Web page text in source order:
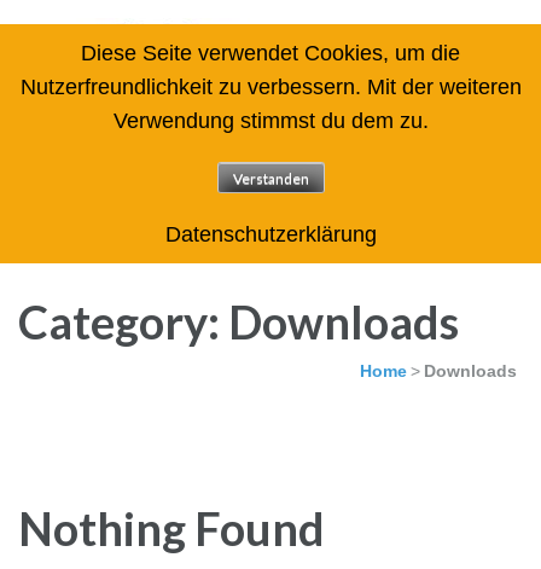
Arbeitskreis des Zentrums für
angewandte Lernforschung
Category: Downloads
Home> Downloads
Nothing Found
Diese Seite verwendet Cookies, um die
Nutzerfreundlichkeit zu verbessern. Mit der weiteren
Verwendung stimmst du dem zu.
Verstanden
Datenschutzerklärung